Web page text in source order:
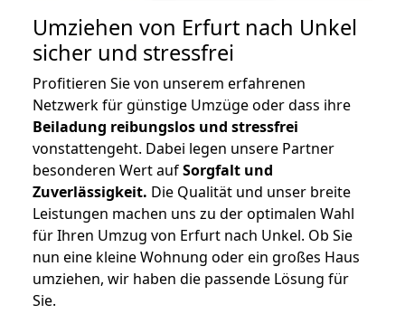
Umziehen von Erfurt nach Unkel
sicher und stressfrei
Profitieren Sie von unserem erfahrenen
Netzwerk für günstige Umzüge oder dass ihre
Beiladung reibungslos und stressfrei
vonstattengeht. Dabei legen unsere Partner
besonderen Wert aufSorgfalt und
Zuverlässigkeit. Die Qualität und unser breite
Leistungen machen uns zu der optimalen Wahl
für Ihren Umzug von Erfurt nach Unkel. Ob Sie
nun eine kleine Wohnung oder ein großes Haus
umziehen, wir haben die passende Lösung für
Sie.